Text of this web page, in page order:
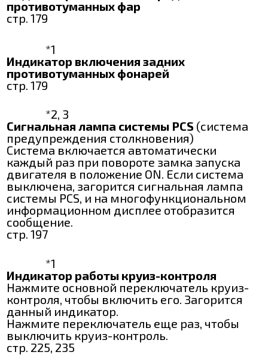
противотуманных фар
стр. 179
*1
Индикатор включения задних
противотуманных фонарей
стр. 179
*2, 3
Сигнальная лампа системы PCS (система
предупреждения столкновения)
Система включается автоматически
каждый раз при повороте замка запуска
двигателя в положение ON. Если система
выключена, загорится сигнальная лампа
системы РСЅ, и на многофункциональном
информационном дисплее отобразится
сообщение.
стр. 197
*1
Индикатор работы круиз-контроля
Нажмите основной переключатель круиз-
контроля, чтобы включить его. Загорится
данный индикатор.
Нажмите переключатель еще раз, чтобы
выключить круиз-контроль.
стр. 225, 235